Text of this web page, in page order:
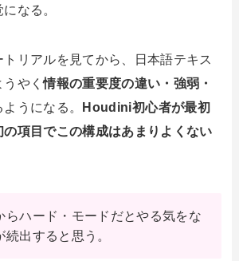
なる。
リアルを見てから、日本語テキス
うやく情報の重要度の違い・強弱・
うになる。
Houdini初心者が最初
項目でこの構成はあまりよくない
らハード・モードだとやる気をな
続出すると思う。